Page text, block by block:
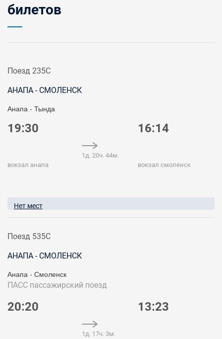
билетов
Поезд 235С
АНАПА - СМОЛЕНСК
Анапа - Тында
19:30
вокзал анапа
1д. 20ч. 44м.
16:14
вокзал смоленск
Нет мест
Поезд 535С
АНАПА - СМОЛЕНСК
Анапа - Смоленск
ПАСС пассажирский поезд
20:20
1д. 17ч. 3м.
13:23